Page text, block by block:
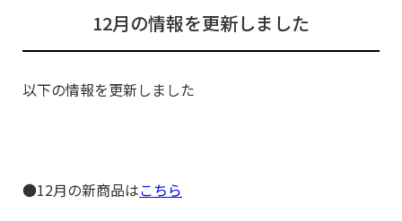
12月の情報を更新しました
以下の情報を更新しました
●12月の新商品はこちら